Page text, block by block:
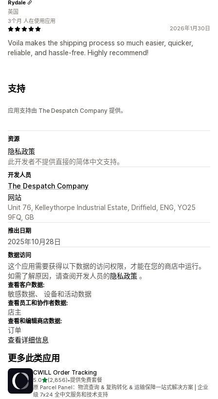
2026年1月30日
Voila makes the shipping process so much easier, quicker,
reliable, and hassle-free. Highly recommend!
Rydale
英国
3个月 人在使用应用
支持
应用支持由 The Despatch Company 提供。
资源
隐私政策
此开发者不提供直接的简体中文支持。
开发人员
The Despatch Company
网站
Unit 76, Kelleythorpe Industrial Estate, Driffield, ENG, YO25
9FQ, GB
推出日期
2025年10月28日
数据访问
这个应用需要获得以下数据的访问权限，才能在您的商店中运行。
如需了解原因，请查阅开发人员的隐私政策 。
查看客户数据:
敏感数据、 设备和活动数据
查看员工和协作者数据:
店主
查看和编辑商店数据:
订单
查看详细信息
更多此类应用
CWILL Order Tracking
5.0星（满分 5 星）
(2,856)
总共 2856 条评论
•提供免费套餐
原 Parcel Panel：物流查询 & 复购转化 & 运输保障一站式解决方案 | 企业
级 7x24 全中文服务和技术支持